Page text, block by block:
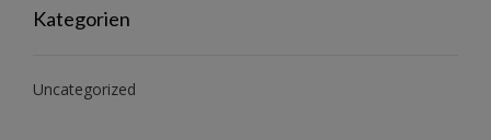
Kategorien
Uncategorized